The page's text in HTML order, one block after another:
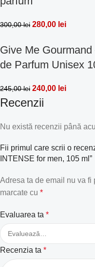
300,00lei 280,00 lei
Give Me
de Parfum Unisex
245,00lei 240,00 lei
Recenzii
Nu există recenzii până
Fii primul care scrii o
INTENSE for men, 105 ml”
Adresa ta de email nu va fi
marcate cu *
Evaluarea ta *
Recenzia ta *